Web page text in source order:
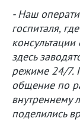
- Наш
госпиталя,
здесь
режиме 24/7.
общение по
внутреннему
поделились